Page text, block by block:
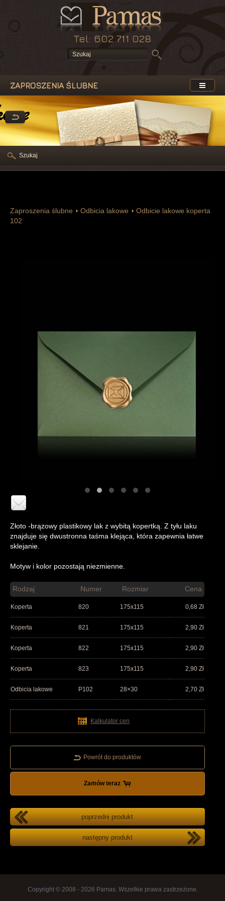
Tel: 602 711 028
ZAPROSZENIA ŚLUBNE
Zaproszenia ślubne Odbicia lakowe
Odbicie lakowe koperta
102
Złoto -brązowy plastikowy lak z wybitą kopertką. Z tyłu laku
znajduje się dwustronna taśma klejąca, która zapewnia łatwe
sklejanie.
Motyw i kolor pozostają niezmienne.
Rodzaj Numer Rozmiar Cena
Koperta 820 175x115 0,68 Zł
Koperta 821 175x115 2,90 Zł
Koperta 822 175x115 2,90 Zł
Koperta 823 175x115 2,90 Zł
Odbicia lakowe P102 28×30 2,70 Zł
Kalkulator cen
Powrót do produktów
Zamów teraz
poprzedni produkt
następny produkt
Szukaj
Copyright © 2008 - 2026 Pamas. Wszelkie prawa zastrzeżone.